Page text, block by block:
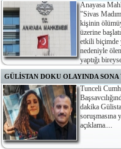
Anayasa
"Sivas
kişinin
üzerine
etkili biçimde
nedeniyle
yaptığı
birliğiyle "yaşam hakkının usul
karar verdi.
GÜLİSTAN DOKU OLAYINDA
Tunceli
dakika
soruşmasına
açıklama....